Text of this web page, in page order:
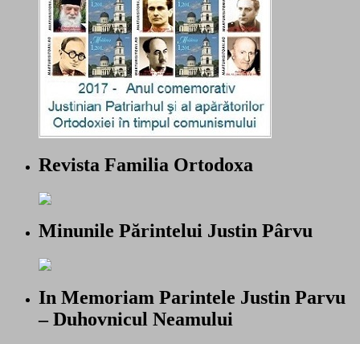
Revista Familia Ortodoxa
Minunile Părintelui Justin Pârvu
In Memoriam Parintele Justin Parvu
– Duhovnicul Neamului